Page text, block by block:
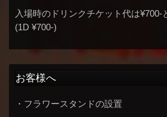
入場時のドリンクチケット代は¥700-
(1D ¥700-)
お客様へ
・フラワースタンドの設置